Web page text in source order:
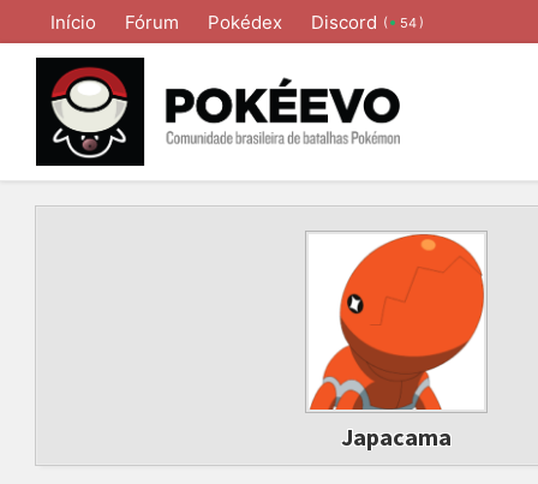
Início Fórum Pokédex Discord ( 54)
Japacama